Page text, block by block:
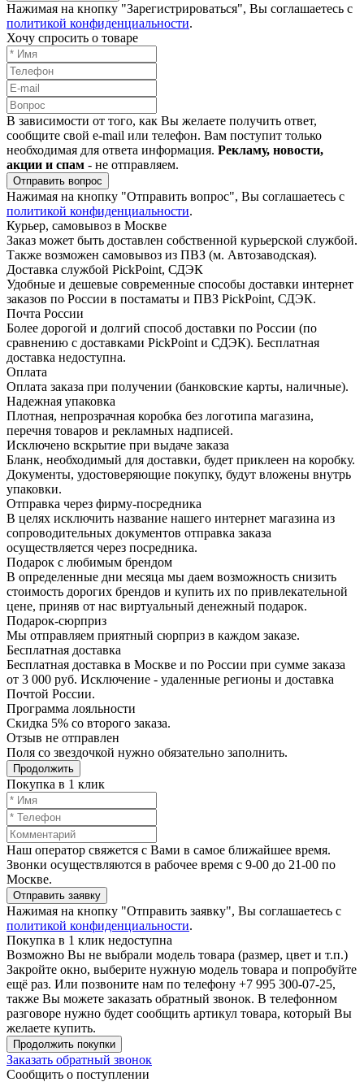
Нажимая на кнопку "Зарегистрироваться", Вы соглашаетесь с
политикой конфиденциальности.
Хочу спросить о товаре
В зависимости от того, как Вы желаете получить ответ,
сообщите свой e-mail или телефон. Вам поступит только
необходимая для ответа информация. Рекламу, новости,
акции и спам - не отправляем.
Отправить вопрос
Нажимая на кнопку "Отправить вопрос", Вы соглашаетесь с
политикой конфиденциальности.
Курьер, самовывоз в Москве
Заказ может быть доставлен собственной курьерской службой.
Также возможен самовывоз из ПВЗ (м. Автозаводская).
Доставка службой PickPoint, СДЭК
Удобные и дешевые современные способы доставки интернет
заказов по России в постаматы и ПВЗ PickPoint, СДЭК.
Почта России
Более дорогой и долгий способ доставки по России (по
сравнению с доставками PickPoint и СДЭК). Бесплатная
доставка недоступна.
Оплата
Оплата заказа при получении (банковские карты, наличные).
Надежная упаковка
Плотная, непрозрачная коробка без логотипа магазина,
перечня товаров и рекламных надписей.
Исключено вскрытие при выдаче заказа
Бланк, необходимый для доставки, будет приклеен на коробку.
Документы, удостоверяющие покупку, будут вложены внутрь
упаковки.
Отправка через фирму-посредника
В целях исключить название нашего интернет магазина из
сопроводительных документов отправка заказа
осуществляется через посредника.
Подарок с любимым брендом
В определенные дни месяца мы даем возможность снизить
стоимость дорогих брендов и купить их по привлекательной
цене, приняв от нас виртуальный денежный подарок.
Подарoк-сюрприз
Мы отправляем приятный сюрприз в каждом заказе.
Бесплатная доставка
Бесплатная доставка в Москве и по России при сумме заказа
от 3 000 руб. Исключение - удаленные регионы и доставка
Почтой России.
Программа лояльности
Скидка 5% со второго заказа.
Отзыв не отправлен
Поля со звездочкой нужно обязательно заполнить.
Продолжить
Покупка в 1 клик
Наш оператор свяжется с Вами в самое ближайшее время.
Звонки осуществляются в рабочее время с 9-00 до 21-00 по
Москве.
Отправить заявку
Нажимая на кнопку "Отправить заявку", Вы соглашаетесь с
политикой конфиденциальности.
Покупка в 1 клик недоступна
Возможно Вы не выбрали модель товара (размер, цвет и т.п.)
Закройте окно, выберите нужную модель товара и попробуйте
ещё раз. Или позвоните нам по телефону +7 995 300-07-25,
также Вы можете заказать обратный звонок. В телефонном
разговоре нужно будет сообщить артикул товара, который Вы
желаете купить.
Продолжить покупки
Заказать обратный звонок
Сообщить о поступлении